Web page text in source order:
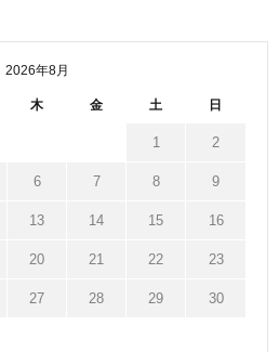
2026年8月
木 金 土 日
1 2
6 7 8 9
13 14 15 16
20 21 22 23
27 28 29 30